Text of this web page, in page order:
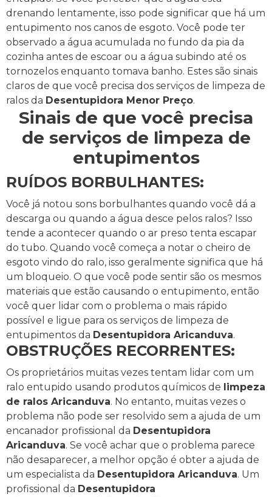
drenando lentamente, isso pode significar que há um
entupimento nos canos de esgoto. Você pode ter
observado a água acumulada no fundo da pia da
cozinha antes de escoar ou a água subindo até os
tornozelos enquanto tomava banho. Estes são sinais
claros de que você precisa dos serviços de limpeza de
ralos da Desentupidora Menor Preço.
Sinais de que você precisa
de serviços de limpeza de
entupimentos
RUÍDOS BORBULHANTES:
Você já notou sons borbulhantes quando você dá a
descarga ou quando a água desce pelos ralos? Isso
tende a acontecer quando o ar preso tenta escapar
do tubo. Quando você começa a notar o cheiro de
esgoto vindo do ralo, isso geralmente significa que há
um bloqueio. O que você pode sentir são os mesmos
materiais que estão causando o entupimento, então
você quer lidar com o problema o mais rápido
possível e ligue para os serviços de limpeza de
entupimentos da Desentupidora Aricanduva.
OBSTRUÇÕES RECORRENTES:
Os proprietários muitas vezes tentam lidar com um
ralo entupido usando produtos químicos de limpeza
de ralos Aricanduva. No entanto, muitas vezes o
problema não pode ser resolvido sem a ajuda de um
encanador profissional da Desentupidora
Aricanduva. Se você achar que o problema parece
não desaparecer, a melhor opção é obter a ajuda de
um especialista da Desentupidora Aricanduva. Um
profissional da Desentupidora